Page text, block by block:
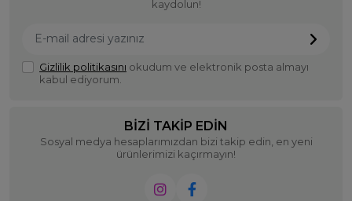
kaydolun!
Gizlilik politikasını okudum ve elektronik posta almayı
kabul ediyorum.
BIZI TAKIP EDIN
Sosyal medya hesaplarımızdan bizi takip edin, en yeni
ürünlerimizi kaçırmayın!